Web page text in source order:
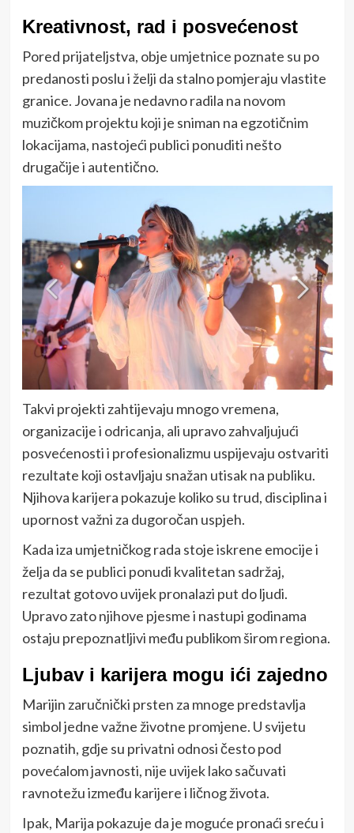
Kreativnost, rad i posvećenost
Pored prijateljstva, obje umjetnice poznate su po
predanosti poslu i želji da stalno pomjeraju vlastite
granice. Jovana je nedavno radila na novom
muzičkom projektu koji je sniman na egzotičnim
lokacijama, nastojeći publici ponuditi nešto
drugačije i autentično.
Takvi projekti zahtijevaju mnogo vremena,
organizacije i odricanja, ali upravo zahvaljujući
posvećenosti i profesionalizmu uspijevaju ostvariti
rezultate koji ostavljaju snažan utisak na publiku.
Njihova karijera pokazuje koliko su trud, disciplina i
upornost važni za dugoročan uspjeh.
Kada iza umjetničkog rada stoje iskrene emocije i
želja da se publici ponudi kvalitetan sadržaj,
rezultat gotovo uvijek pronalazi put do ljudi.
Upravo zato njihove pjesme i nastupi godinama
ostaju prepoznatljivi među publikom širom regiona.
Ljubav i karijera mogu ići zajedno
Marijin zaručnički prsten za mnoge predstavlja
simbol jedne važne životne promjene. U svijetu
poznatih, gdje su privatni odnosi često pod
povećalom javnosti, nije uvijek lako sačuvati
ravnotežu između karijere i ličnog života.
Ipak, Marija pokazuje da je moguće pronaći sreću i